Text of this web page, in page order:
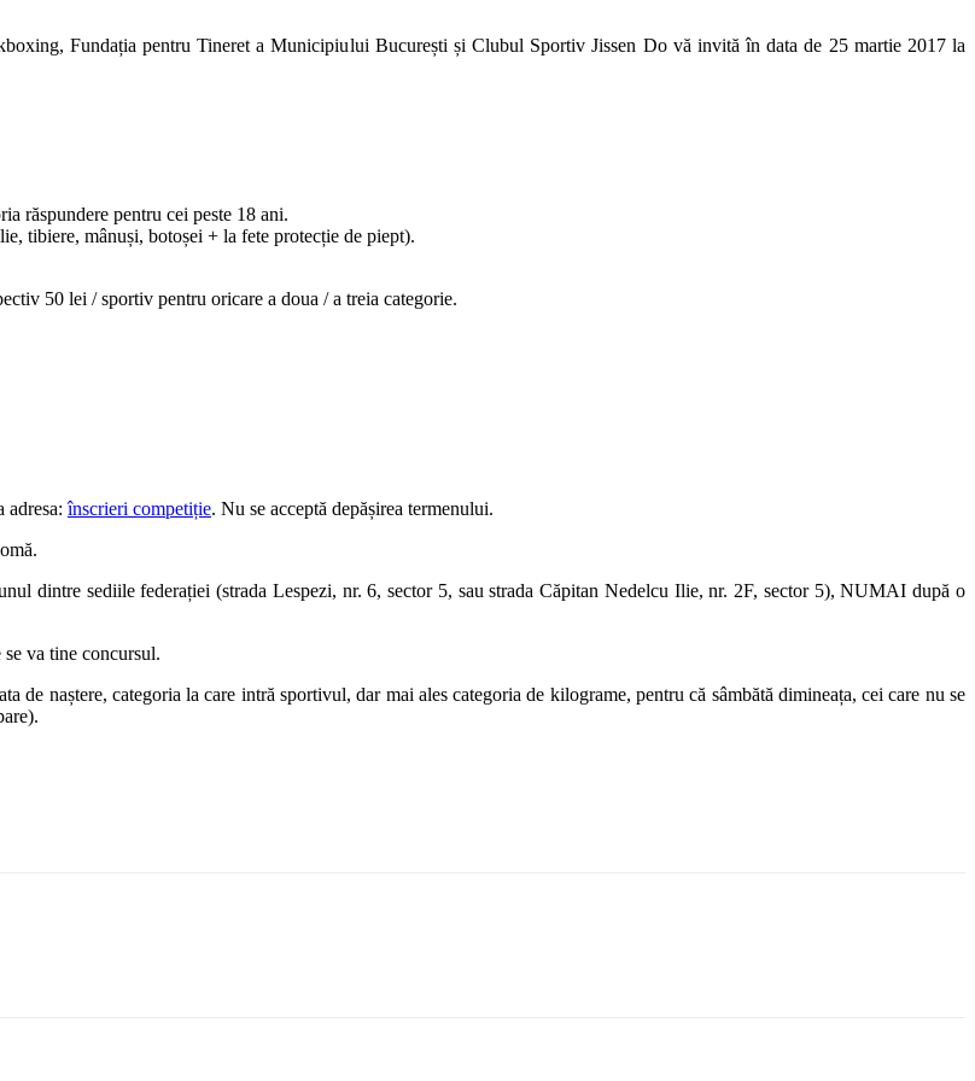
Fundația pentru Tineret a Municipiului București și Clubul Sportiv Jissen Do vă invită în data de 25 martie 2017 la
răspundere pentru cei peste 18 ani.
tibiere, mânuși, botoșei + la fete protecție de piept).
50 lei / sportiv pentru oricare a doua / a treia categorie.
adresa:înscrieri competiție. Nu se acceptă depășirea termenului.
dintre sediile federației (strada Lespezi, nr. 6, sector 5, sau strada Căpitan Nedelcu Ilie, nr. 2F, sector 5), NUMAI după o
va tine concursul.
de naștere, categoria la care intră sportivul, dar mai ales categoria de kilograme, pentru că sâmbătă dimineața, cei care nu se